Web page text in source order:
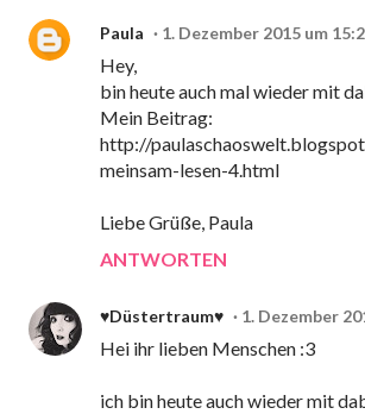
Paula 1. Dezember 2015 um
Hey,
bin heute auch mal wieder mit
Mein Beitrag:
http://
meinsam-lesen-4.html
Liebe Grüße, Paula
ANTWORTEN
♥Düstertraum♥ 1. Dezember
Hei ihr lieben Menschen :3
ich bin heute auch wieder mit